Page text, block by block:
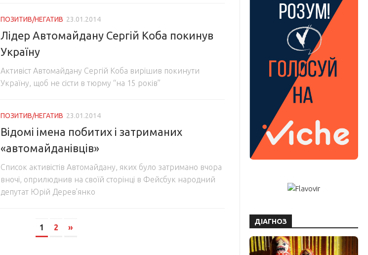
ПОЗИТИВ/НЕГАТИВ 23.01.2014
Лідер Автомайдану Сергій Коба покинув
Україну
Активіст Автомайдану Сергій Коба вирішив покинути
Україну, щоб не сісти в тюрму “на 15 років”
ПОЗИТИВ/НЕГАТИВ 23.01.2014
Відомі імена побитих і затриманих
«автомайданівців»
Список активістів Автомайдану, яких було затримано вчора
вночі, оприлюднив на своїй сторінці в Фейсбук народний
депутат Юрій Дерев’янко
1 2 »
ДІАГНОЗ